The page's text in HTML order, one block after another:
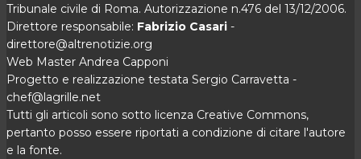
Tribunale civile di Roma. Autorizzazione n.476 del 13/12/2006.
Direttore responsabile: Fabrizio Casari -
direttore@altrenotizie.org
Web Master Andrea Capponi
Progetto e realizzazione testata Sergio Carravetta -
chef@lagrille.net
Tutti gli articoli sono sotto licenza Creative Commons,
pertanto posso essere riportati a condizione di citare l'autore
e la fonte.